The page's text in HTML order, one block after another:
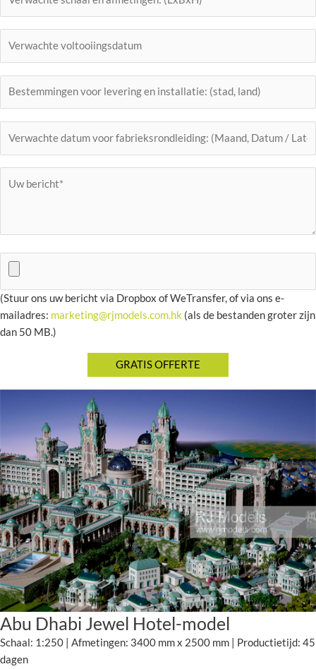
(Stuur ons uw bericht via Dropbox of WeTransfer, of via ons e-
mailadres: marketing@rjmodels.com.hk (als de bestanden groter zijn
dan 50 MB.)
Abu Dhabi Jewel Hotel-model
Schaal: 1:250 | Afmetingen: 3400 mm x 2500 mm | Productietijd: 45
dagen